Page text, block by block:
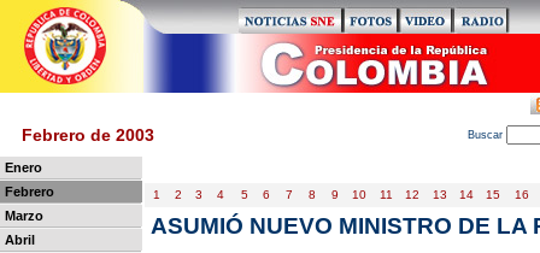
Febrero de 2003 Buscar
Enero
Febrero
Marzo
Abril
1 2 3 4 5 6 7 8 9 10 11 12 13 14 15 16
ASUMIÓ NUEVO MINISTRO DE LA